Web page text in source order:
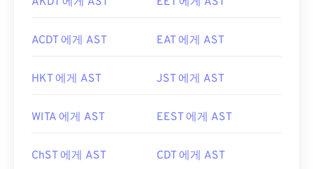
ACDT 에게 AST EAT 에게 AST
HKT 에게 AST JST 에게 AST
WITA 에게 AST EEST 에게 AST
ChST 에게 AST CDT 에게 AST